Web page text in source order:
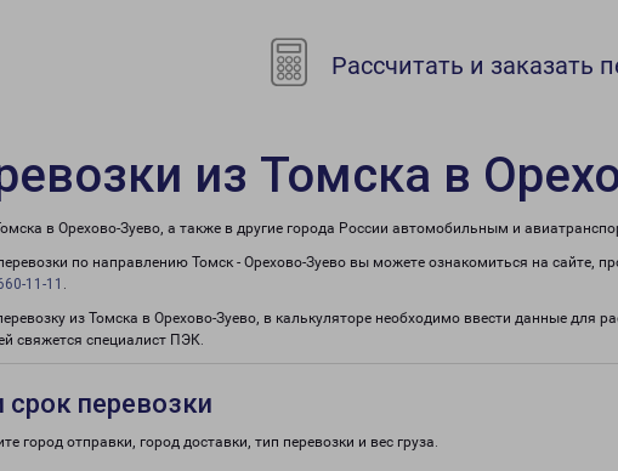
Рассчитать и заказать
из Томска в
в Орехово-Зуево, а также в другие города России автомобильным и
по направлению Томск - Орехово-Зуево вы можете ознакомиться на сайте,
11-11 .
из Томска в Орехово-Зуево, в калькуляторе необходимо ввести данные для
свяжется специалист ПЭК.
срок перевозки
город отправки, город доставки, тип перевозки и вес груза.